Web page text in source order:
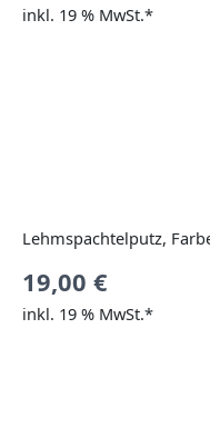
inkl. 19 % MwSt.*
Lehmspachtelputz,
19,00 €
inkl. 19 % MwSt.*